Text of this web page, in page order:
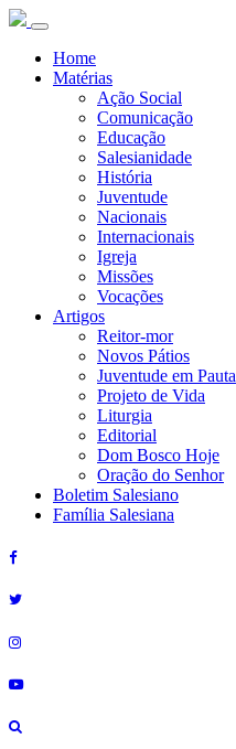
Home
Matérias
Ação Social
Comunicação
Educação
Salesianidade
História
Juventude
Nacionais
Internacionais
Igreja
Missões
Vocações
Artigos
Reitor-mor
Novos Pátios
Juventude em Pauta
Projeto de Vida
Liturgia
Editorial
Dom Bosco Hoje
Oração do Senhor
Boletim Salesiano
Família Salesiana